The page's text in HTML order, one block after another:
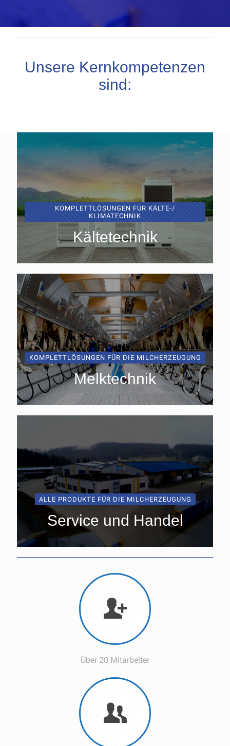
Unsere Kernkompetenzen
sind:
KOMPLETTLÖSUNGEN FÜR KÄLTE-/
KLIMATECHNIK
Kältetechnik
KOMPLETTLÖSUNGEN FÜR DIE MILCHERZEUGUNG
Melktechnik
ALLE PRODUKTE FÜR DIE MILCHERZEUGUNG
Service und Handel
Über 20 Mitarbeiter